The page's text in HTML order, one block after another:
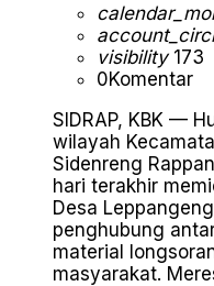
visibility173
0Komentar
SIDRAP, KBK —
wilayah
Sidenreng
hari terakhir
Desa
penghubung
material
masyarakat.